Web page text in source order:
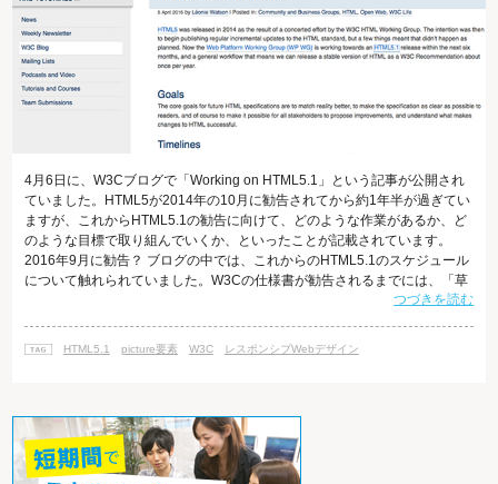
4月6日に、W3Cブログで「Working on HTML5.1」という記事が公開され
ていました。HTML5が2014年の10月に勧告されてから約1年半が過ぎてい
ますが、これからHTML5.1の勧告に向けて、どのような作業があるか、ど
のような目標で取り組んでいくか、といったことが記載されています。
2016年9月に勧告？ ブログの中では、これからのHTML5.1のスケジュール
について触れられていました。W3Cの仕様書が勧告されるまでには、「草
案(Working Draft)」→「最終草案(Last Call Working Draft)」→「勧告候補
つづきを読む
HTML5.1 picture要素 W3C レスポンシブWebデザイン